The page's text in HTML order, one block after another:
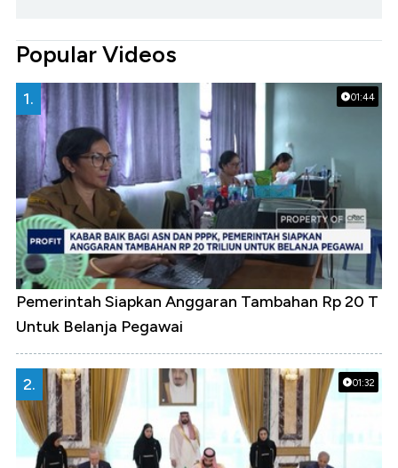
Popular Videos
01:44
1.
Pemerintah Siapkan Anggaran Tambahan Rp 20 T
Untuk Belanja Pegawai
01:32
2.